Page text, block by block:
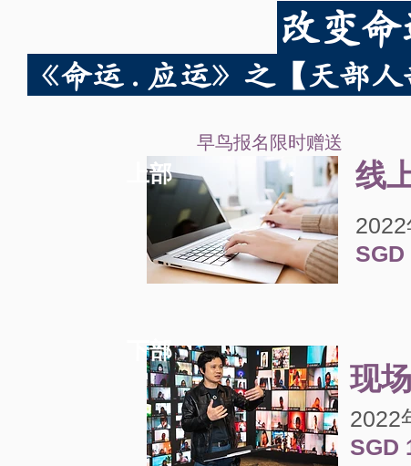
改变
《命运 . 应运》之【天部
线
​SGD
上部
早鸟报名限时赠送
下部
现
2022
SGD